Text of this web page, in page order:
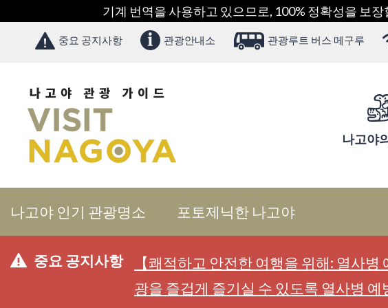
기계 번역을 사용하고 있으므로, 100% 정확성을 보
중요 공지사항 관광안내소 관광루트 버스 메구루
나고야
나고야 인기 관광명소 포토제닉한 나고야
중요 공지사항
【쾌적하고 안전한 여행을 위해: 열사
광을 즐겁게 즐기실 수 있도록 열사병